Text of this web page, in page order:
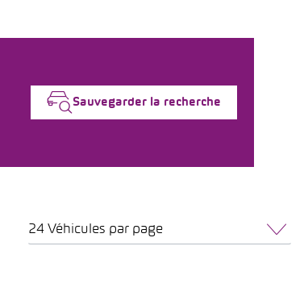
Sauvegarder la recherche
24 Véhicules par page